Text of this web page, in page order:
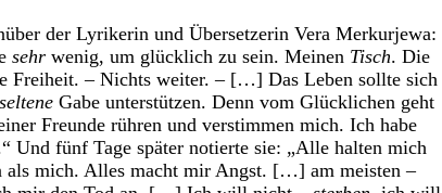
der Lyrikerin und Übersetzerin Vera Merkurjewa:
sehr wenig, um glücklich zu sein. Meinen Tisch. Die
Freiheit. – Nichts weiter. – […] Das Leben sollte sich
seltene Gabe unterstützen. Denn vom Glücklichen geht
Freunde rühren und verstimmen mich. Ich habe
Und fünf Tage später notierte sie: „Alle halten mich
als mich. Alles macht mir Angst. […] am meisten –